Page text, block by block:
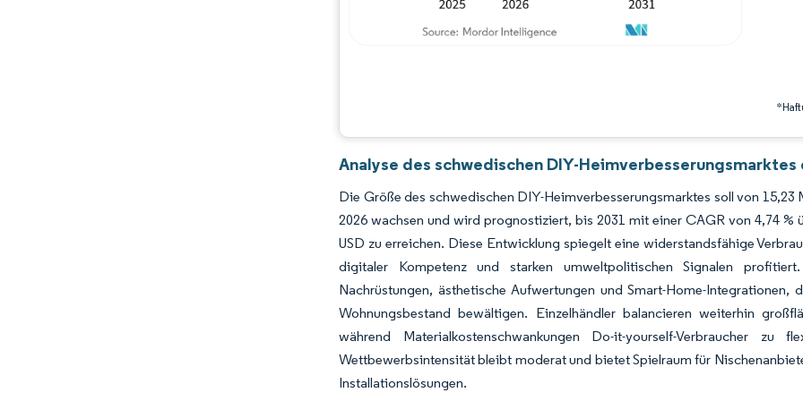
Analyse des schwedischen DIY-
Die Größe des schwedischen DIY-Heimverbesserungsmarktes soll von
2026 wachsen und wird prognostiziert, bis 2031 mit einer CAGR von 4,74
USD zu erreichen. Diese Entwicklung spiegelt eine widerstandsfähige
digitaler Kompetenz und starken umweltpolitischen Signalen
Nachrüstungen, ästhetische Aufwertungen und Smart-Home-
Wohnungsbestand bewältigen. Einzelhändler balancieren weiterhin
während Materialkostenschwankungen Do-it-yourself-Verbraucher zu
Wettbewerbsintensität bleibt moderat und bietet Spielraum für
Installationslösungen.